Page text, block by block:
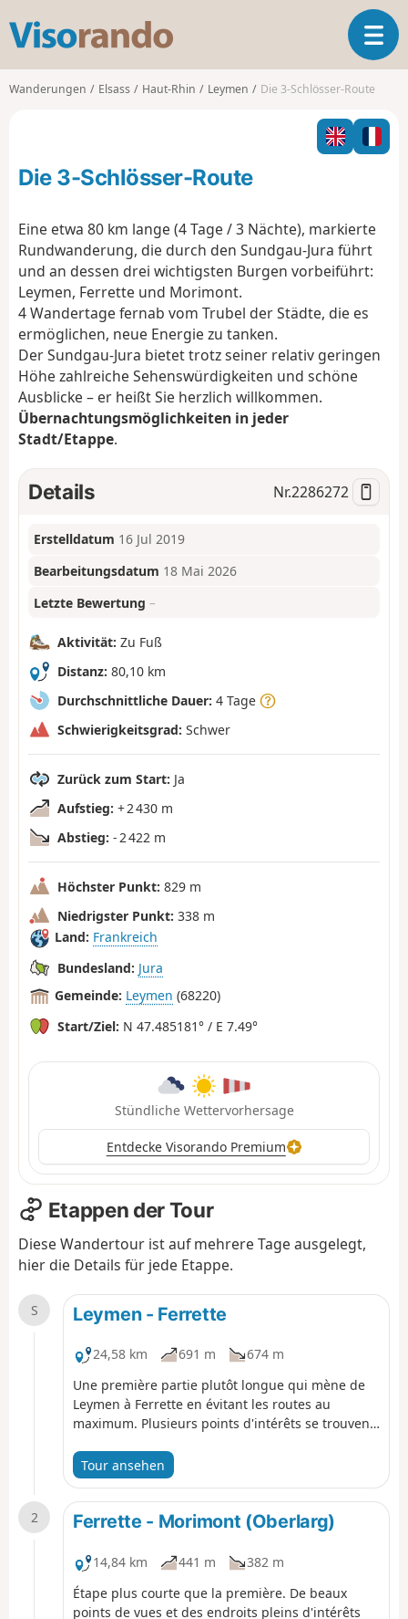
s
o
o
T
o
l
n
g
Wanderungen Elsass Haut-Rhin Leymen Die 3-Schlösser-Route
Die 3-Schlösser-Route
Eine etwa 80 km lange (4 Tage / 3 Nächte), markierte
Rundwanderung, die durch den Sundgau-Jura führt
und an dessen drei wichtigsten Burgen vorbeiführt:
Leymen, Ferrette und Morimont.
4 Wandertage fernab vom Trubel der Städte, die es
ermöglichen, neue Energie zu tanken.
Der Sundgau-Jura bietet trotz seiner relativ geringen
Höhe zahlreiche Sehenswürdigkeiten und schöne
Ausblicke – er heißt Sie herzlich willkommen.
Übernachtungsmöglichkeiten in jeder
Stadt/Etappe.
Details Nr.2286272
Erstelldatum 16 Jul 2019
Bearbeitungsdatum 18 Mai 2026
Letzte Bewertung –
Aktivität: Zu Fuß
Distanz: 80,10 km
Durchschnittliche Dauer: 4 Tage
Schwierigkeitsgrad: Schwer
Zurück zum Start: Ja
Aufstieg: + 2 430 m
Abstieg: - 2 422 m
Höchster Punkt: 829 m
Niedrigster Punkt: 338 m
Land: Frankreich
Bundesland: Jura
Gemeinde: Leymen (68220)
Start/Ziel: N 47.485181° / E 7.49°
Stündliche Wettervorhersage
Entdecke Visorando Premium
Etappen der Tour
Diese Wandertour ist auf mehrere Tage ausgelegt,
hier die Details für jede Etappe.
S Leymen - Ferrette
24,58 km 691 m
674 m
Une première partie plutôt longue qui mène de
Leymen à Ferrette en évitant les routes au
maximum. Plusieurs points d'intérêts se trouvent
découvrir...
Tour ansehen
2 Ferrette - Morimont (Oberlarg)
14,84 km 441 m
382 m
Étape plus courte que la première. De beaux
points de vues et des endroits pleins d'intérêts